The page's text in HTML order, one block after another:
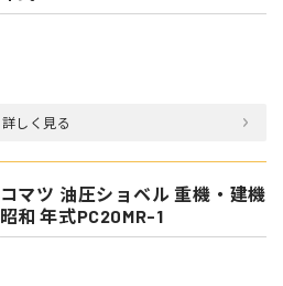
詳しく見る
コマツ 油圧ショベル 重機・建機
昭和 年式PC20MR-1